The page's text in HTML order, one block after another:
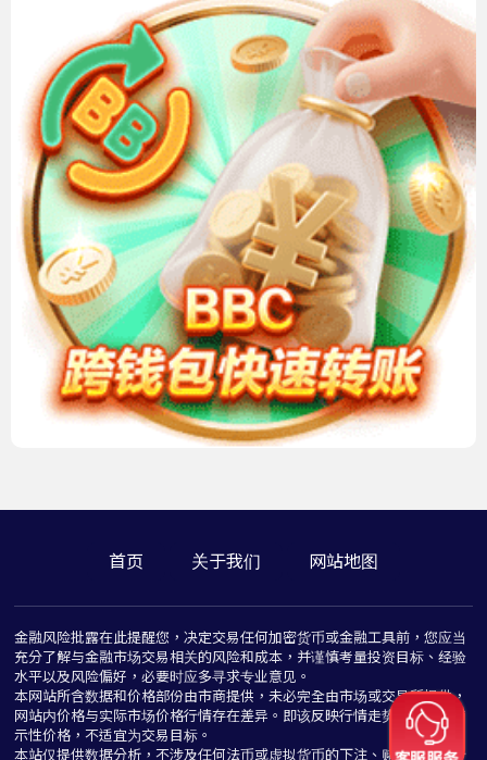
首页 关于我们 网站地图
金融风险批露在此提醒您，决定交易任何加密货币或金融工具前，您应当
充分了解与金融市场交易相关的风险和成本，并谨慎考量投资目标、经验
水平以及风险偏好，必要时应多寻求专业意见。
本网站所含数据和价格部份由市商提供，未必完全由市场或交易所提供，
网站内价格与实际市场价格行情存在差异。即该反映行情走势价格仅为指
示性价格，不适宜为交易目标。
本站仅提供数据分析，不涉及任何法币或虚拟货币的下注、赌博与推介行